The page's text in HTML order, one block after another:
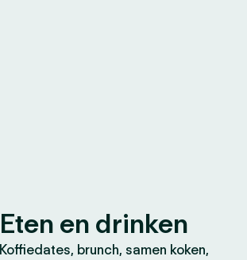
Eten en drinken
Koffiedates, brunch, samen koken,